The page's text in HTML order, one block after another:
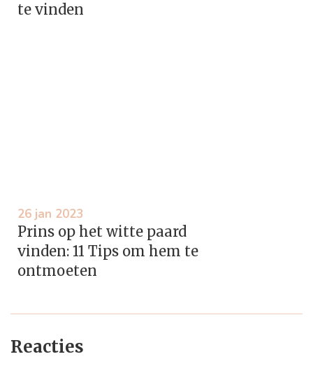
te vinden
26 jan 2023
Prins op het witte paard
vinden: 11 Tips om hem te
ontmoeten
Reacties